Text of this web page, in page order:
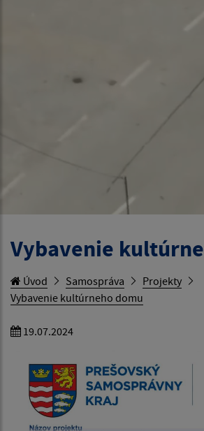
Vybavenie
Úvod Samospráva
Projekty
Vybavenie kultúrneho domu
19.07.2024